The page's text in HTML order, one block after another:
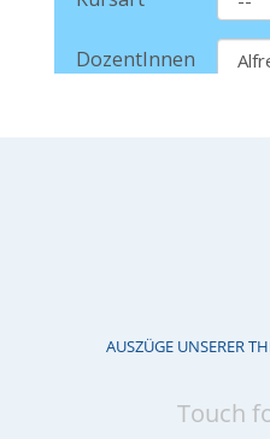
AUSZÜGE UNSERER
Touch